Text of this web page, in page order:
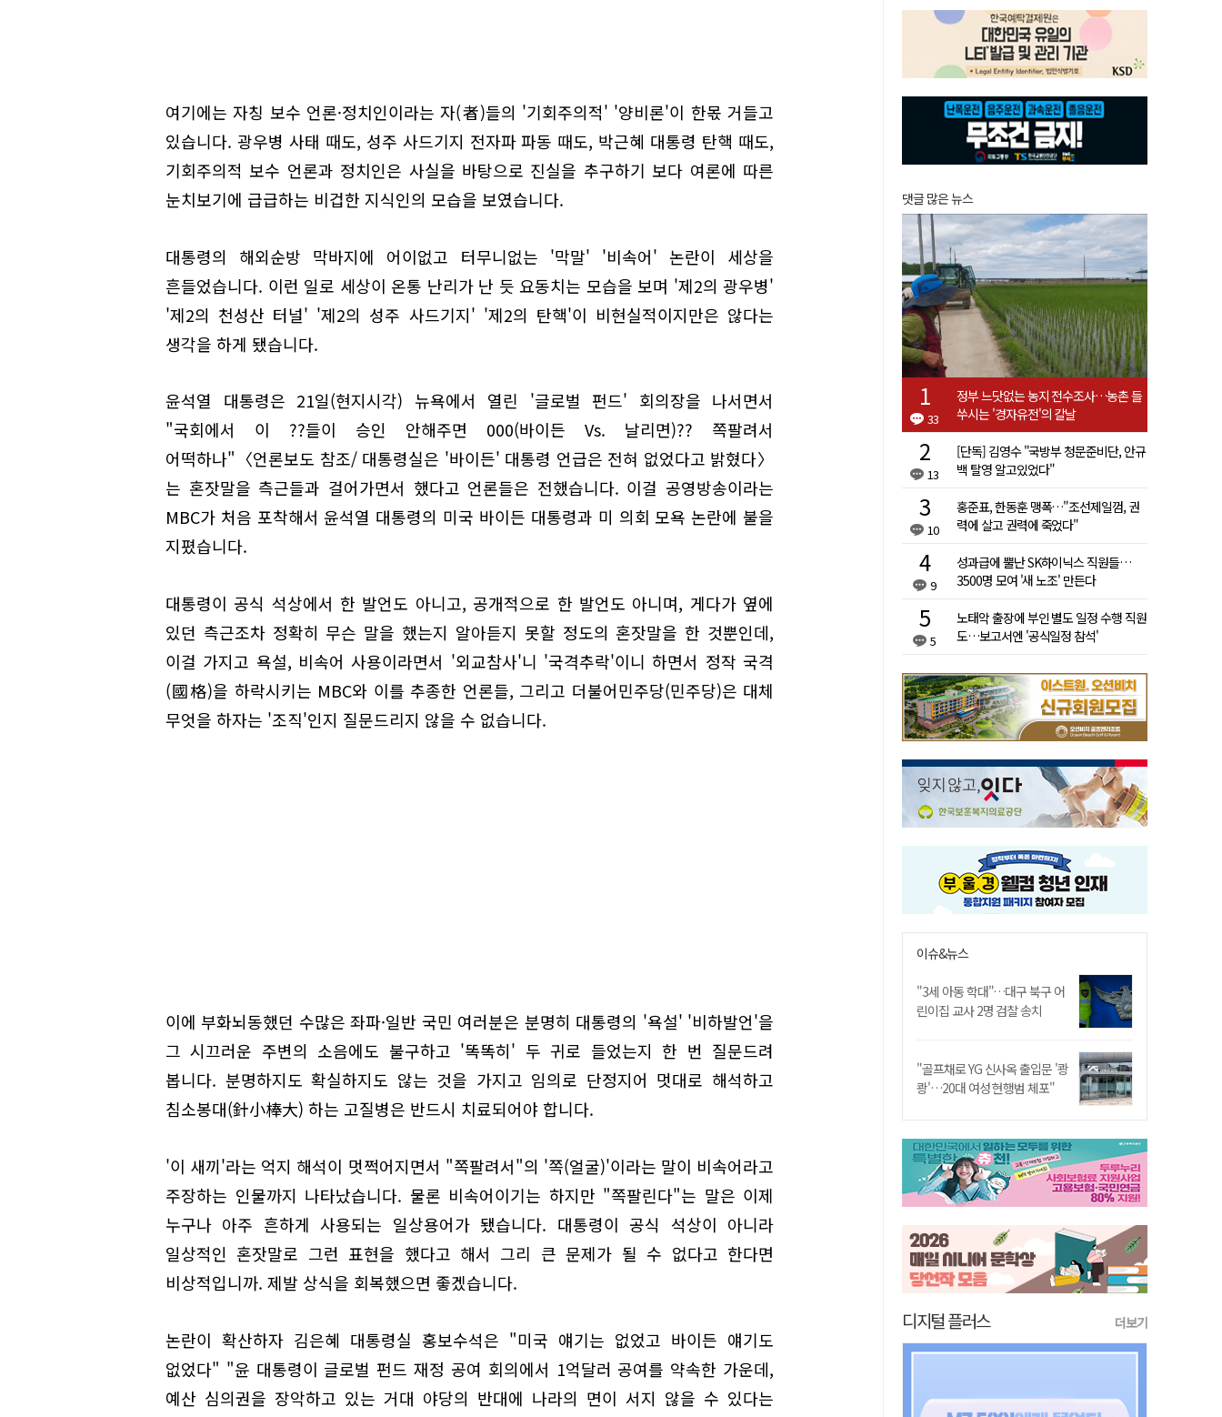
여기에는 자칭 보수 언론·정치인이라는 자(者)들의 '기회주의적' '양비론'이 한몫 거들고
있습니다. 광우병 사태 때도, 성주 사드기지 전자파 파동 때도, 박근혜 대통령 탄핵 때도,
기회주의적 보수 언론과 정치인은 사실을 바탕으로 진실을 추구하기 보다 여론에 따른
눈치보기에 급급하는 비겁한 지식인의 모습을 보였습니다.
대통령의 해외순방 막바지에 어이없고 터무니없는 '막말' '비속어' 논란이 세상을
흔들었습니다. 이런 일로 세상이 온통 난리가 난 듯 요동치는 모습을 보며 '제2의 광우병'
'제2의 천성산 터널' '제2의 성주 사드기지' '제2의 탄핵'이 비현실적이지만은 않다는
생각을 하게 됐습니다.
윤석열 대통령은 21일(현지시각) 뉴욕에서 열린 '글로벌 펀드' 회의장을 나서면서
"국회에서 이 ??들이 승인 안해주면 000(바이든 Vs. 날리면)?? 쪽팔려서
어떡하나"〈언론보도 참조/ 대통령실은 '바이든' 대통령 언급은 전혀 없었다고 밝혔다〉
는 혼잣말을 측근들과 걸어가면서 했다고 언론들은 전했습니다. 이걸 공영방송이라는
MBC가 처음 포착해서 윤석열 대통령의 미국 바이든 대통령과 미 의회 모욕 논란에 불을
지폈습니다.
대통령이 공식 석상에서 한 발언도 아니고, 공개적으로 한 발언도 아니며, 게다가 옆에
있던 측근조차 정확히 무슨 말을 했는지 알아듣지 못할 정도의 혼잣말을 한 것뿐인데,
이걸 가지고 욕설, 비속어 사용이라면서 '외교참사'니 '국격추락'이니 하면서 정작 국격
(國格)을 하락시키는 MBC와 이를 추종한 언론들, 그리고 더불어민주당(민주당)은 대체
무엇을 하자는 '조직'인지 질문드리지 않을 수 없습니다.
이에 부화뇌동했던 수많은 좌파·일반 국민 여러분은 분명히 대통령의 '욕설' '비하발언'을
그 시끄러운 주변의 소음에도 불구하고 '똑똑히' 두 귀로 들었는지 한 번 질문드려
봅니다. 분명하지도 확실하지도 않는 것을 가지고 임의로 단정지어 멋대로 해석하고
침소봉대(針小棒大) 하는 고질병은 반드시 치료되어야 합니다.
'이 새끼'라는 억지 해석이 멋쩍어지면서 "쪽팔려서"의 '쪽(얼굴)'이라는 말이 비속어라고
주장하는 인물까지 나타났습니다. 물론 비속어이기는 하지만 "쪽팔린다"는 말은 이제
누구나 아주 흔하게 사용되는 일상용어가 됐습니다. 대통령이 공식 석상이 아니라
일상적인 혼잣말로 그런 표현을 했다고 해서 그리 큰 문제가 될 수 없다고 한다면
비상적입니까. 제발 상식을 회복했으면 좋겠습니다.
논란이 확산하자 김은혜 대통령실 홍보수석은 "미국 얘기는 없었고 바이든 얘기도
없었다" "윤 대통령이 글로벌 펀드 재정 공여 회의에서 1억달러 공여를 약속한 가운데,
예산 심의권을 장악하고 있는 거대 야당의 반대에 나라의 면이 서지 않을 수 있다는
댓글 많은 뉴스
33
정부 느닷없는 농지 전수조사…농촌 들
쑤시는 '경자유전'의 칼날
13
[단독] 김영수 "국방부 청문준비단, 안규
백 탈영 알고있었다"
10
홍준표, 한동훈 맹폭…"조선제일껌, 권
력에 살고 권력에 죽었다"
9
성과급에 뿔난 SK하이닉스 직원들…
3500명 모여 '새 노조' 만든다
5
노태악 출장에 부인 별도 일정 수행 직원
도…보고서엔 '공식일정 참석'
이슈&뉴스
"3세 아동 학대"…대구 북구 어
린이집 교사 2명 검찰 송치
"골프채로 YG 신사옥 출입문 '쾅
쾅'…20대 여성 현행범 체포"
디지털 플러스 더보기